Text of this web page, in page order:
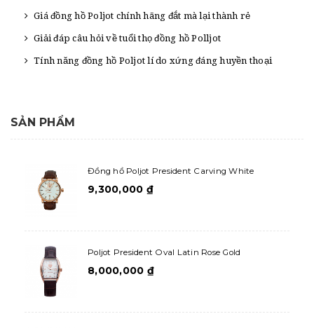
Giá đồng hồ Poljot chính hãng đắt mà lại thành rẻ
Giải đáp câu hỏi về tuổi thọ đồng hồ Polljot
Tính năng đồng hồ Poljot lí do xứng đáng huyền thoại
SẢN PHẨM
Đồng hồ Poljot President Carving White
9,300,000 ₫
Poljot President Oval Latin Rose Gold
8,000,000 ₫